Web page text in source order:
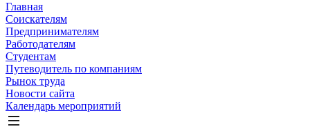
Главная
Соискателям
Предпринимателям
Работодателям
Студентам
Путеводитель по компаниям
Рынок труда
Новости сайта
Календарь мероприятий